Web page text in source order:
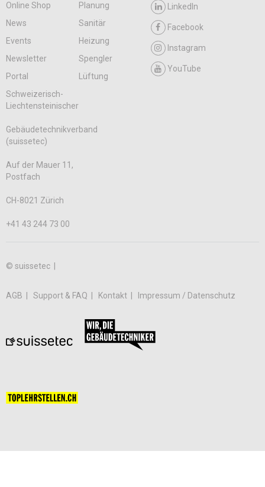
Online Shop
Planung
News
Sanitär
Events
Heizung
Newsletter
Spengler
Portal
Lüftung
LinkedIn
Facebook
Instagram
YouTube
Schweizerisch-
Liechtensteinischer
Gebäudetechnikverband
(suissetec)
Auf der Mauer 11,
Postfach
CH-8021 Zürich
+41 43 244 73 00
© suissetec |
AGB Support & FAQ Kontakt Impressum / Datenschutz